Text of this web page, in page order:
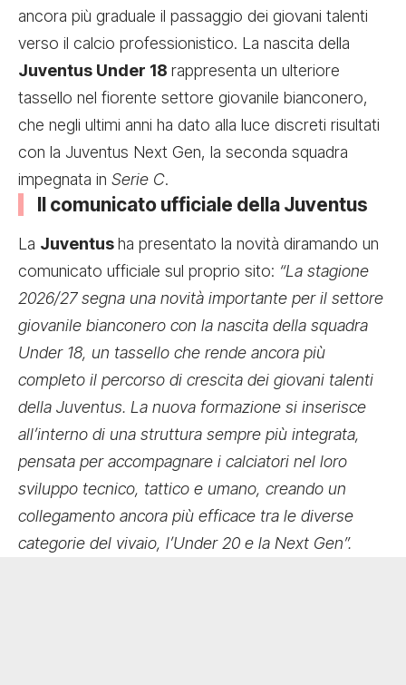
ancora più graduale il passaggio dei giovani talenti
verso il calcio professionistico. La nascita della
Juventus Under 18 rappresenta un ulteriore
tassello nel fiorente settore giovanile bianconero,
che negli ultimi anni ha dato alla luce discreti risultati
con la Juventus Next Gen, la seconda squadra
impegnata in Serie C.
Il comunicato ufficiale della Juventus
La Juventusha presentato la novità diramando un
comunicato ufficiale sul proprio sito: “La stagione
2026/27 segna una novità importante per il settore
giovanile bianconero con la nascita della squadra
Under 18, un tassello che rende ancora più
completo il percorso di crescita dei giovani talenti
della Juventus. La nuova formazione si inserisce
all’interno di una struttura sempre più integrata,
pensata per accompagnare i calciatori nel loro
sviluppo tecnico, tattico e umano, creando un
collegamento ancora più efficace tra le diverse
categorie del vivaio, l’Under 20 e la Next Gen”.